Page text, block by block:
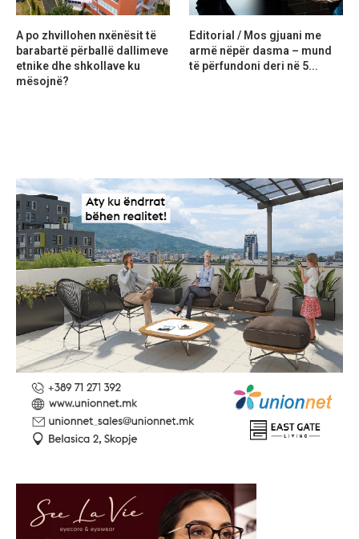
A po zhvillohen nxënësit të
barabartë përballë dallimeve
etnike dhe shkollave ku
mësojnë?
Editorial / Mos gjuani me
armë nëpër dasma – mund
të përfundoni deri në 5...